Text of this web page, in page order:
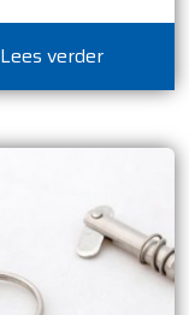
Lees verder